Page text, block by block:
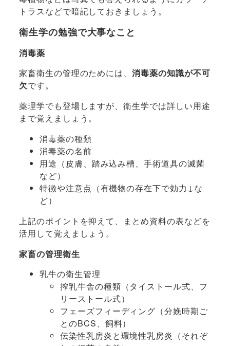
トラスなどで暗記しておきましょう。
衛生学の勉強で大事なこと
消毒薬
家畜衛生の管理のためには、消毒薬の知識が不可
欠です。
薬理学でも登場しますが、衛生学では詳しい用途
まで覚えましょう。
消毒薬の種類
消毒薬の名前
用途（皮膚、踏み込み槽、手術道具の滅菌
など）
特徴や注意点（有機物の存在下で効力↓な
ど）
上記のポイントを抑えて、まとめ資料の表などを
活用して覚えましょう。
家畜の管理衛生
乳牛の衛生管理
搾乳牛舎の種類（タイストール式、フ
リーストール式）
フェーズフィーディング（分娩時期ご
とのBCS、飼料）
伝染性乳房炎と環境性乳房炎（それぞ